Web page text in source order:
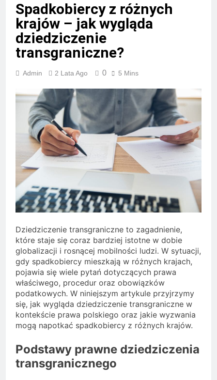
Spadkobiercy z różnych
krajów – jak wygląda
dziedziczenie
transgraniczne?
Admin 2 Lata Ago 0 5 Mins
Dziedziczenie transgraniczne to zagadnienie,
które staje się coraz bardziej istotne w dobie
globalizacji i rosnącej mobilności ludzi. W sytuacji,
gdy spadkobiercy mieszkają w różnych krajach,
pojawia się wiele pytań dotyczących prawa
właściwego, procedur oraz obowiązków
podatkowych. W niniejszym artykule przyjrzymy
się, jak wygląda dziedziczenie transgraniczne w
kontekście prawa polskiego oraz jakie wyzwania
mogą napotkać spadkobiercy z różnych krajów.
Podstawy prawne dziedziczenia
transgranicznego